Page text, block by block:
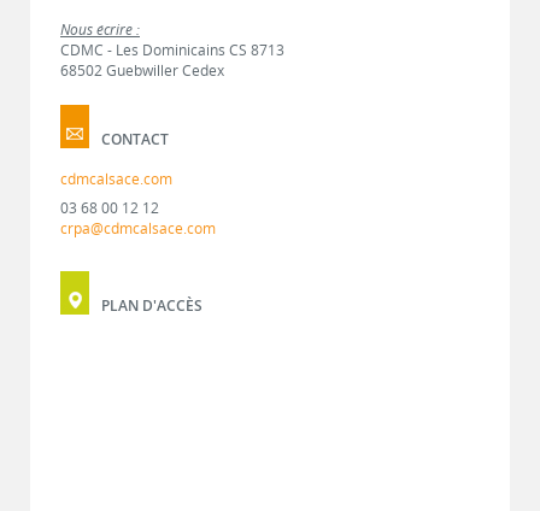
Nous écrire :
CDMC - Les Dominicains CS 8713
68502 Guebwiller Cedex
CONTACT
cdmcalsace.com
03 68 00 12 12
crpa@cdmcalsace.com
PLAN D'ACCÈS